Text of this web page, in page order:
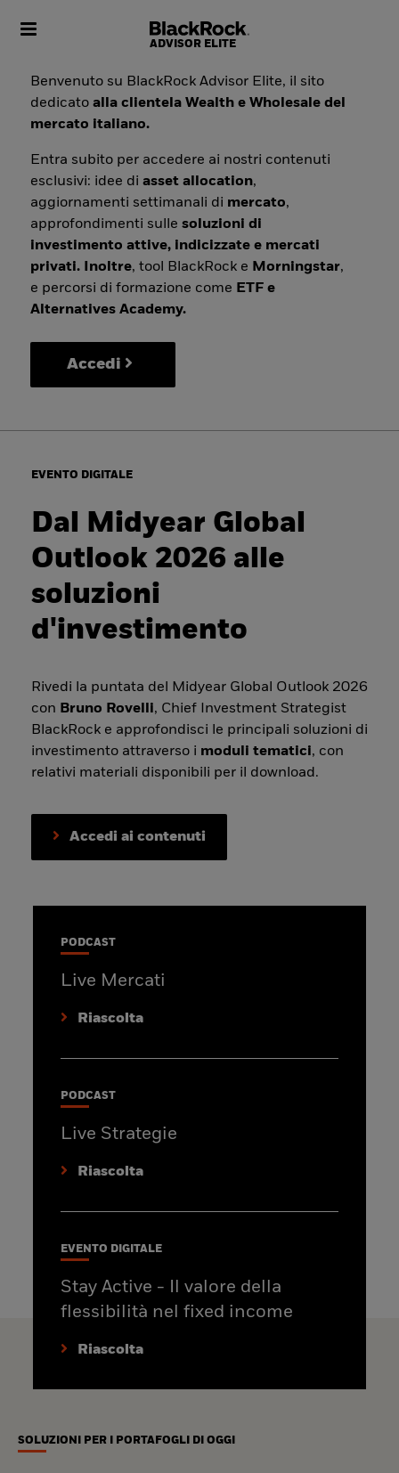
Toggle navigation
Benvenuto su BlackRock Advisor Elite, il sito
dedicatoalla clientela Wealth e Wholesale del
mercato italiano.
Entra subito per accedere ai nostri contenuti
esclusivi: idee diasset allocation,
aggiornamenti settimanali di mercato,
approfondimenti sullesoluzioni di
investimento attive, indicizzate e mercati
privati. Inoltre, tool BlackRock e Morningstar,
e percorsi di formazione come ETF e
Alternatives Academy.
Accedi
EVENTO DIGITALE
Dal Midyear Global
Outlook 2026 alle
soluzioni
d'investimento
Rivedi la puntata del Midyear Global Outlook 2026
con Bruno Rovelli, Chief Investment Strategist
BlackRock e approfondisci le principali soluzioni di
investimento attraverso i moduli tematici, con
relativi materiali disponibili per il download.
Accedi ai contenuti
PODCAST
Live Mercati
Riascolta
PODCAST
Live Strategie
Riascolta
EVENTO DIGITALE
Stay Active - Il valore della
flessibilità nel fixed income
Riascolta
SOLUZIONI PER I PORTAFOGLI DI OGGI